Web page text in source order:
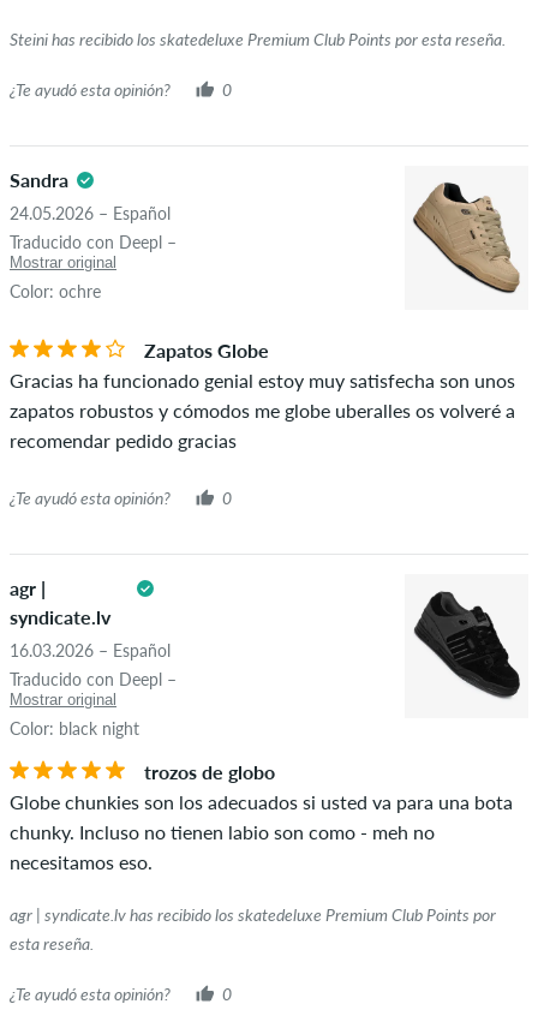
no podemos garantizar que la persona realmente sea
Steini has recibido los skatedeluxe Premium Club Points por esta reseña.
¿Te ayudó esta opinión? 0
Sandra
24.05.2026 – Español
Traducido con Deepl –
Mostrar original
Color: ochre
Zapatos Globe
Gracias ha funcionado genial estoy muy satisfecha son unos
zapatos robustos y cómodos me globe uberalles os volveré a
recomendar pedido gracias
¿Te ayudó esta opinión? 0
agr |
syndicate.lv
16.03.2026 – Español
Traducido con Deepl –
Mostrar original
Color: black night
trozos de globo
Globe chunkies son los adecuados si usted va para una bota
chunky. Incluso no tienen labio son como - meh no
necesitamos eso.
agr | syndicate.lv has recibido los skatedeluxe Premium Club Points por
esta reseña.
¿Te ayudó esta opinión? 0